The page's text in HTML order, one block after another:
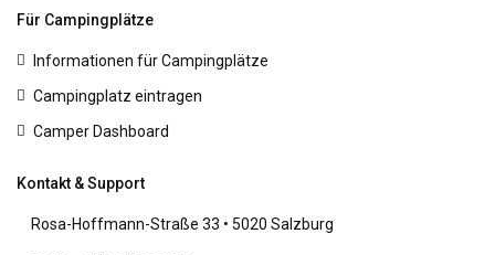
Für Campingplätze
Informationen für Campingplätze
Campingplatz eintragen
Camper Dashboard
Kontakt & Support
Rosa-Hoffmann-Straße 33 • 5020 Salzburg